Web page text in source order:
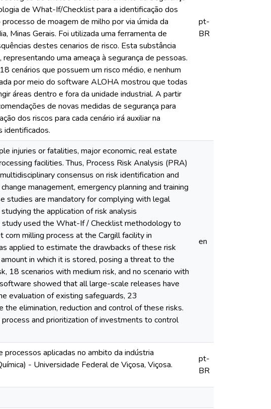
de What-If/Checklist para a identificação dos
de moagem de milho por via úmida da
Minas Gerais. Foi utilizada uma ferramenta de
destes cenarios de risco. Esta substância
uma ameaça à segurança de pessoas.
cenários que possuem um risco médio, e nenhum
por meio do software ALOHA mostrou que todas
áreas dentro e fora da unidade industrial. A partir
de novas medidas de segurança para
dos riscos para cada cenário irá auxiliar na
identificados.
pt-
BR
injuries or fatalities, major economic, real estate
facilities. Thus, Process Risk Analysis (PRA)
consensus on risk identification and
management, emergency planning and training
studies are mandatory for complying with legal
the application of risk analysis
used the What-If / Checklist methodology to
milling process at the Cargill facility in
applied to estimate the drawbacks of these risk
in which it is stored, posing a threat to the
18 scenarios with medium risk, and no scenario with
showed that all large-scale releases have
evaluation of existing safeguards, 23
elimination, reduction and control of these risks.
and prioritization of investments to control
en
aplicadas no ambito da indústria
- Universidade Federal de Viçosa, Viçosa.
pt-
BR